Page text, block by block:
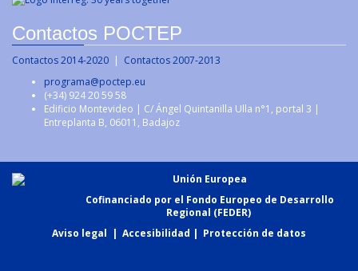
Contactos POCTEP
Contactos 2014-2020 | Contactos 2007-2013
programa@poctep.eu
(+34) 924 20 59 58
Edificio Montevideo | C/ Ángel Quintanilla Ulla n°1, portal 3 |
Entreplanta B, 06011, Badajoz
Unión Europea
Cofinanciado por el Fondo Europeo de Desarrollo
Regional (FEDER)
Aviso legal | Accesibilidad | Protección de datos